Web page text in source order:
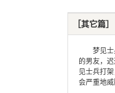
［其它篇
梦见士兵
的男友，
见士兵打
会严重地威